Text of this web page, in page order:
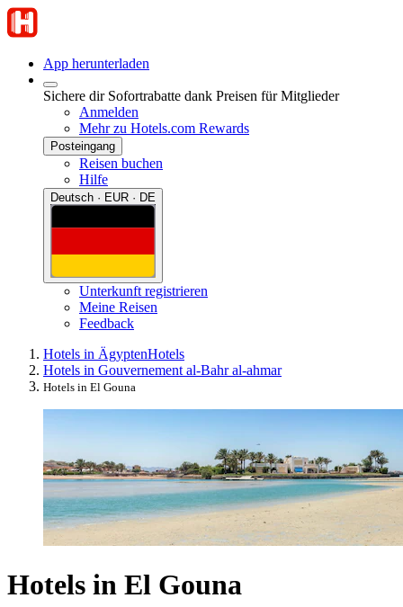
App herunterladen
Sichere dir Sofortrabatte dank Preisen für Mitglieder
Anmelden
Mehr zu Hotels.com Rewards
Posteingang
Reisen buchen
Hilfe
Deutsch · EUR · DE
Unterkunft registrieren
Meine Reisen
Feedback
Hotels in ÄgyptenHotels
Hotels in Gouvernement al-Bahr al-ahmar
Hotels in El Gouna
Hotels in El Gouna